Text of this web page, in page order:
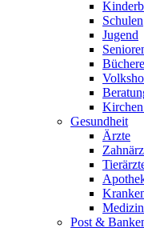
Schulen
Jugend
Gesundheit
Ärzte
Post &